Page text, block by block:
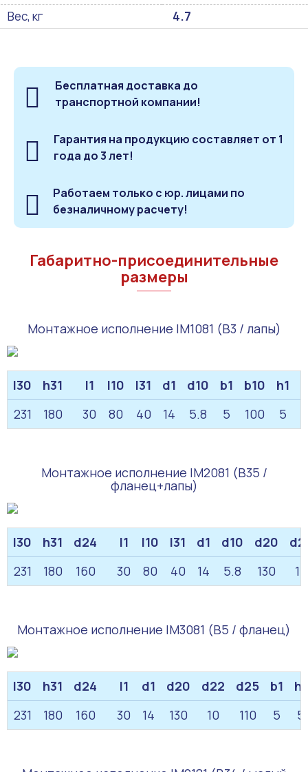
Вес, кг 4.7
Бесплатная доставка до
транспортной компании!
Гарантия на продукцию составляет от 1
года до 3 лет!
Работаем только с юр. лицами по
безналичному расчету!
Габаритно-присоединительные
размеры
Монтажное исполнение IM1081 (B3 / лапы)
l30 h31 l1 l10 l31 d1 d10 b1 b10 h1
231
180 30 80 40 14 5.8 5 100 5
Монтажное исполнение IM2081 (B35 /
фланец+лапы)
l30 h31 d24 l1 l10 l31 d1 d10 d20
231
180 160 30 80 40 14 5.8 130 10
Монтажное исполнение IM3081 (B5 / фланец)
l30 h31 d24 l1 d1 d20 d22 d25 b1
h1
231
180 160 30 14 130 10 110 5 5